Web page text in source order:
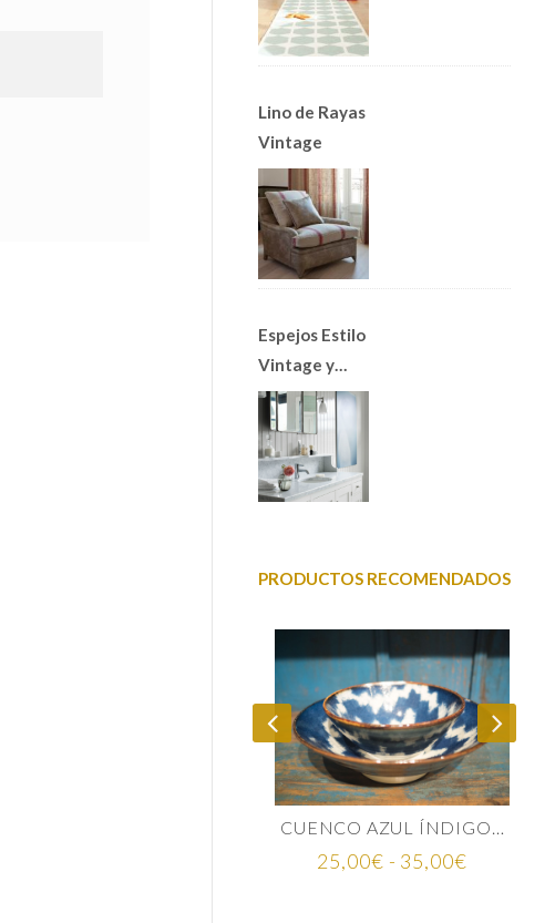
Lino de Rayas
Vintage
Espejos Estilo
Vintage y
Apliques Art
Decó
PRODUCTOS RECOMENDADOS
CUENCO AZUL ÍNDIGO CERÁMICA JAPONESA
25,00€- 35,00€Rango